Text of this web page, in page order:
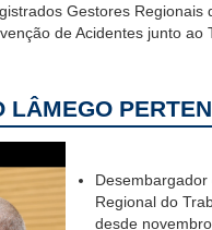
Gestores Regionais
de Acidentes junto ao
LÂMEGO
Regional do
desde